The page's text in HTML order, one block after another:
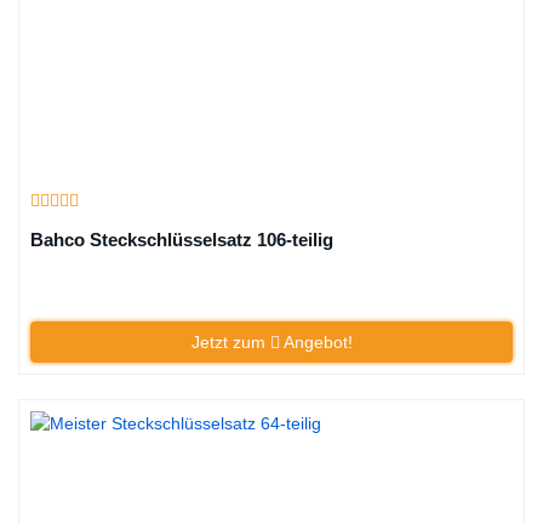
Bahco Steckschlüsselsatz 106-teilig
Jetzt zum Angebot!